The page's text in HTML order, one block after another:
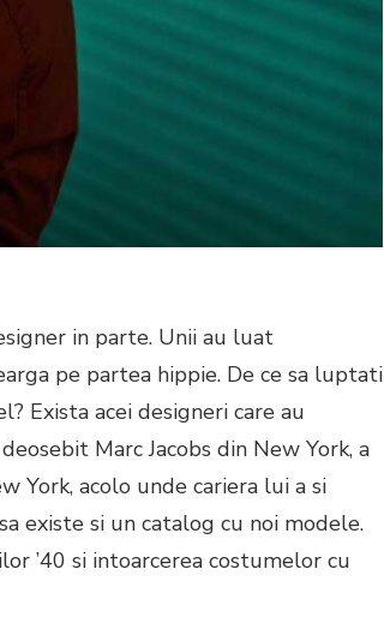
in parte. Unii au luat
pe partea hippie. De ce sa luptati
Exista acei designeri care au
Marc Jacobs din New York, a
York, acolo unde cariera lui a si
existe si un catalog cu noi modele.
’40 si intoarcerea costumelor cu